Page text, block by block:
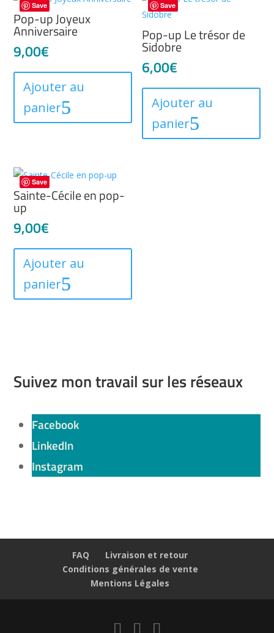
Save
Pop-up Joyeux
Anniversaire
9,00€
Ajouter au
panier
Save
Pop-up Le trésor de
Sidobre
6,00€
Ajouter au
panier
Save
Sainte-Cécile en pop-
up
9,00€
Ajouter au
panier
Suivez mon travail sur les réseaux
Facebook
LinkedIn
Instagram
FAQ
Livraison et retour
Conditions générales de vente
Mentions Légales